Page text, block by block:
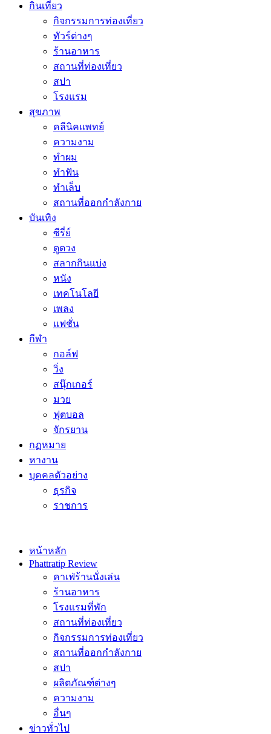
กินเที่ยว
กิจกรรมการท่องเที่ยว
ทัวร์ต่างๆ
ร้านอาหาร
สถานที่ท่องเที่ยว
สปา
โรงแรม
สุขภาพ
คลีนิคแพทย์
ความงาม
ทำผม
ทำฟัน
ทำเล็บ
สถานที่ออกกำลังกาย
บันเทิง
ซีรี่ย์
ดูดวง
สลากกินแบ่ง
หนัง
เทคโนโลยี
เพลง
แฟชั่น
กีฬา
กอล์ฟ
วิ่ง
สนุ๊กเกอร์
มวย
ฟุตบอล
จักรยาน
กฏหมาย
หางาน
บุคคลตัวอย่าง
ธุรกิจ
ราชการ
หน้าหลัก
Phattratip Review
คาเฟ่ร้านนั่งเล่น
ร้านอาหาร
โรงแรมที่พัก
สถานที่ท่องเที่ยว
กิจกรรมการท่องเที่ยว
สถานที่ออกกำลังกาย
สปา
ผลิตภัณฑ์ต่างๆ
ความงาม
อื่นๆ
ข่าวทั่วไป